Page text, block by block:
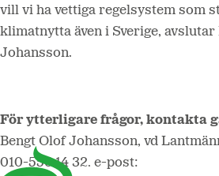
vill vi ha vettiga regelsystem som
klimatnytta även i Sverige, avslutar
Johansson.
För ytterligare frågor, kontakta
Bengt Olof Johansson, vd
010-556 14 32, e-post: